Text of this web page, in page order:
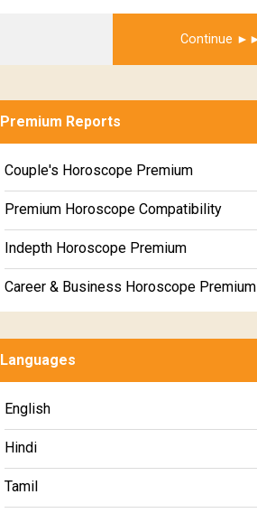
Continue
Get Report
Premium Reports
Couple's Horoscope Premium
Premium Horoscope Compatibility
Indepth Horoscope Premium
Career & Business Horoscope Premium
Marriage Horoscope Premium
Premium Gem Recommendation Report
Premium Ugadi Prediction
Premium Yoga Predictions
Languages
English
Hindi
Tamil